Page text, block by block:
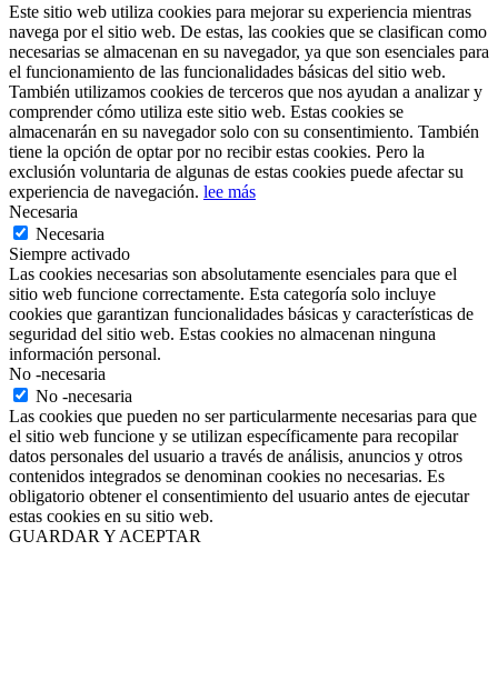
Este sitio web utiliza cookies para mejorar su experiencia mientras
navega por el sitio web. De estas, las cookies que se clasifican como
necesarias se almacenan en su navegador, ya que son esenciales para
el funcionamiento de las funcionalidades básicas del sitio web.
También utilizamos cookies de terceros que nos ayudan a analizar y
comprender cómo utiliza este sitio web. Estas cookies se
almacenarán en su navegador solo con su consentimiento. También
tiene la opción de optar por no recibir estas cookies. Pero la
exclusión voluntaria de algunas de estas cookies puede afectar su
experiencia de navegación. lee más
Necesaria
Necesaria
Siempre activado
Las cookies necesarias son absolutamente esenciales para que el
sitio web funcione correctamente. Esta categoría solo incluye
cookies que garantizan funcionalidades básicas y características de
seguridad del sitio web. Estas cookies no almacenan ninguna
información personal.
No -necesaria
No -necesaria
Las cookies que pueden no ser particularmente necesarias para que
el sitio web funcione y se utilizan específicamente para recopilar
datos personales del usuario a través de análisis, anuncios y otros
contenidos integrados se denominan cookies no necesarias. Es
obligatorio obtener el consentimiento del usuario antes de ejecutar
estas cookies en su sitio web.
GUARDAR Y ACEPTAR